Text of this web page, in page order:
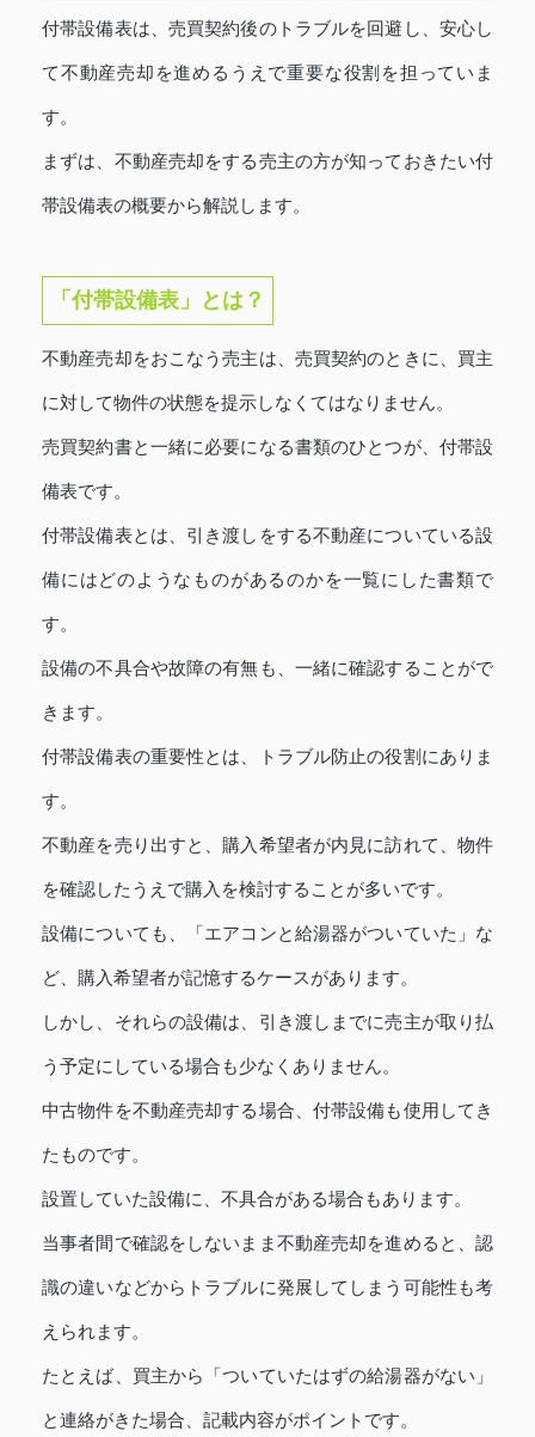
付帯設備表は、売買契約後のトラブルを回避し、安心し
て不動産売却を進めるうえで重要な役割を担っていま
す。
まずは、不動産売却をする売主の方が知っておきたい付
帯設備表の概要から解説します。
「付帯設備表」とは？
不動産売却をおこなう売主は、売買契約のときに、買主
に対して物件の状態を提示しなくてはなりません。
売買契約書と一緒に必要になる書類のひとつが、付帯設
備表です。
付帯設備表とは、引き渡しをする不動産についている設
備にはどのようなものがあるのかを一覧にした書類で
す。
設備の不具合や故障の有無も、一緒に確認することがで
きます。
付帯設備表の重要性とは、トラブル防止の役割にありま
す。
不動産を売り出すと、購入希望者が内見に訪れて、物件
を確認したうえで購入を検討することが多いです。
設備についても、「エアコンと給湯器がついていた」な
ど、購入希望者が記憶するケースがあります。
しかし、それらの設備は、引き渡しまでに売主が取り払
う予定にしている場合も少なくありません。
中古物件を不動産売却する場合、付帯設備も使用してき
たものです。
設置していた設備に、不具合がある場合もあります。
当事者間で確認をしないまま不動産売却を進めると、認
識の違いなどからトラブルに発展してしまう可能性も考
えられます。
たとえば、買主から「ついていたはずの給湯器がない」
と連絡がきた場合、記載内容がポイントです。